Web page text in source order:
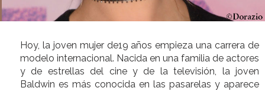
Hoy, la joven mujer de19 años empieza una carrera de
modelo internacional. Nacida en una familia de actores
y de estrellas del cine y de la televisión, la joven
Baldwin es más conocida en las pasarelas y aparece